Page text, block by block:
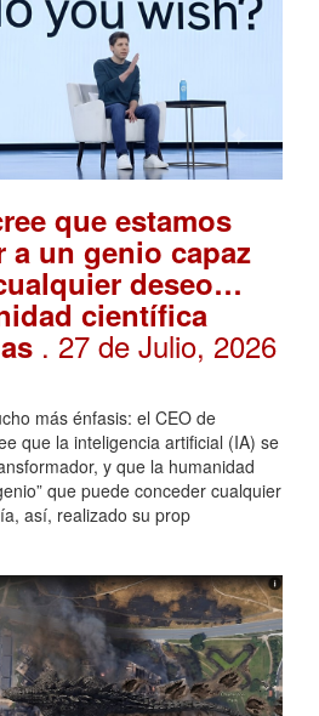
que estamos
a un genio capaz
deseo…
científica
. 27 de Julio, 2026
más énfasis: el CEO de
que la inteligencia artificial (IA) se
y que la humanidad
que puede conceder cualquier
así, realizado su prop